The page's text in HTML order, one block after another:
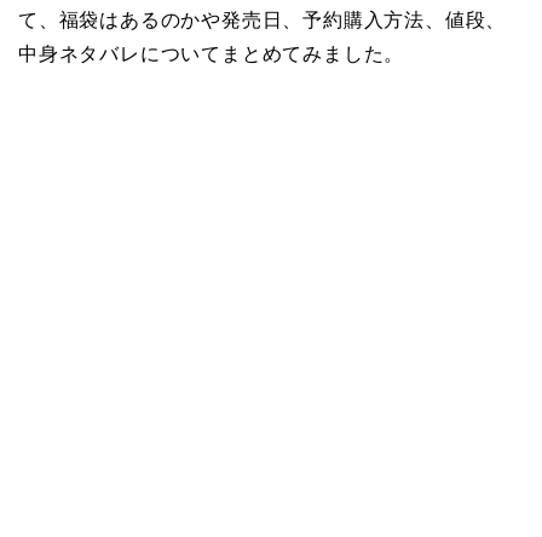
て、福袋はあるのかや発売日、予約購入方法、値段、
中身ネタバレについてまとめてみました。